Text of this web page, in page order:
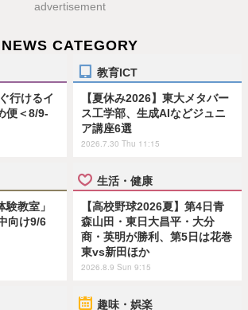
advertisement
NEWS CATEGORY
行けるイ
便＜8/9-
教育ICT
【夏休み2026】東大メタバー
ス工学部、生成AIなどジュニ
ア講座6選
2026.7.30 Thu 11:15
教室」
向け9/6
生活・健康
【高校野球2026夏】第4日青
森山田・東日大昌平・大分
商・英明が勝利、第5日は花巻
東vs新田ほか
2026.8.9 Sun 9:15
趣味・娯楽